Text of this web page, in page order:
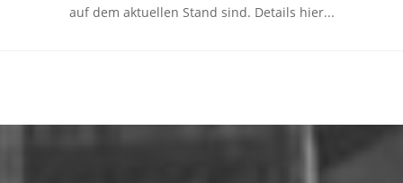
auf dem aktuellen Stand sind. Details hier...